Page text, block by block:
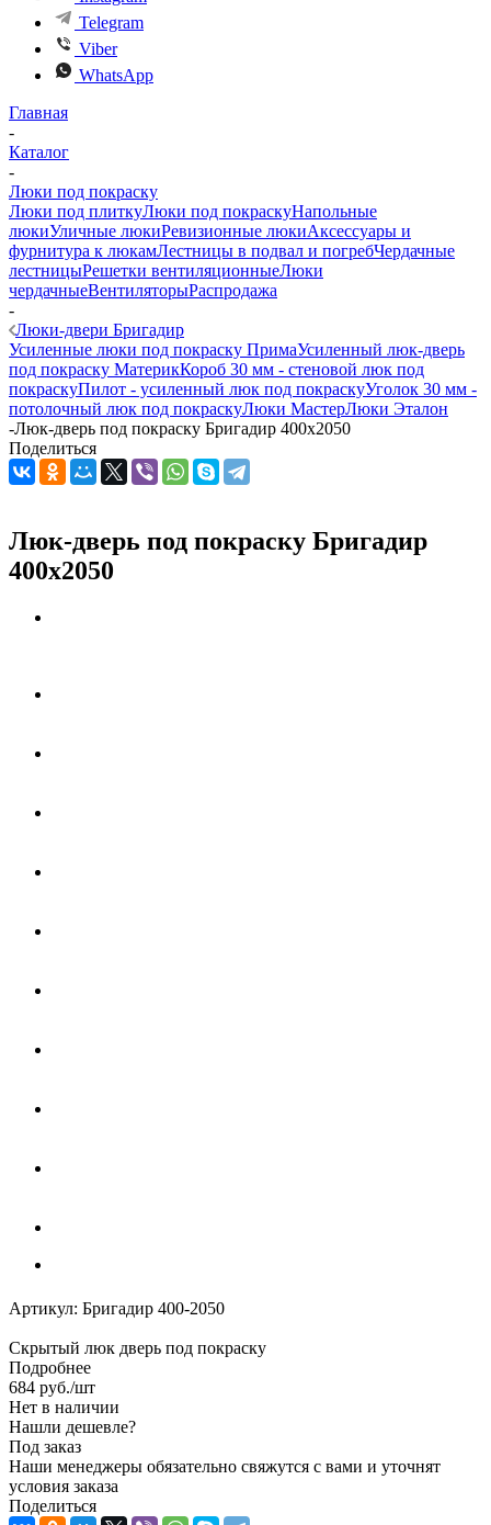
Telegram
Viber
WhatsApp
Главная
-
Каталог
-
Люки под покраску
Люки под плиткуЛюки под покраскуНапольные
люкиУличные люкиРевизионные люкиАксессуары и
фурнитура к люкамЛестницы в подвал и погребЧердачные
лестницыРешетки вентиляционныеЛюки
чердачныеВентиляторыРаспродажа
-
Люки-двери Бригадир
Усиленные люки под покраску ПримаУсиленный люк-дверь
под покраску МатерикКороб 30 мм - стеновой люк под
покраскуПилот - усиленный люк под покраскуУголок 30 мм -
потолочный люк под покраскуЛюки МастерЛюки Эталон
-Люк-дверь под покраску Бригадир 400х2050
Поделиться
Люк-дверь под покраску Бригадир
400х2050
Артикул: Бригадир 400-2050
Скрытый люк дверь под покраску
Подробнее
684 руб./шт
Нет в наличии
Нашли дешевле?
Под заказ
Наши менеджеры обязательно свяжутся с вами и уточнят
условия заказа
Поделиться